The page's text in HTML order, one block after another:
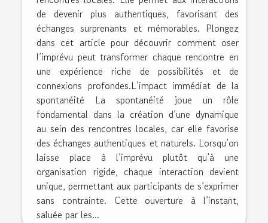
de devenir plus authentiques, favorisant des
échanges surprenants et mémorables. Plongez
dans cet article pour découvrir comment oser
l’imprévu peut transformer chaque rencontre en
une expérience riche de possibilités et de
connexions profondes.L’impact immédiat de la
spontanéité La spontanéité joue un rôle
fondamental dans la création d’une dynamique
au sein des rencontres locales, car elle favorise
des échanges authentiques et naturels. Lorsqu’on
laisse place à l’imprévu plutôt qu’à une
organisation rigide, chaque interaction devient
unique, permettant aux participants de s’exprimer
sans contrainte. Cette ouverture à l’instant,
saluée par les...